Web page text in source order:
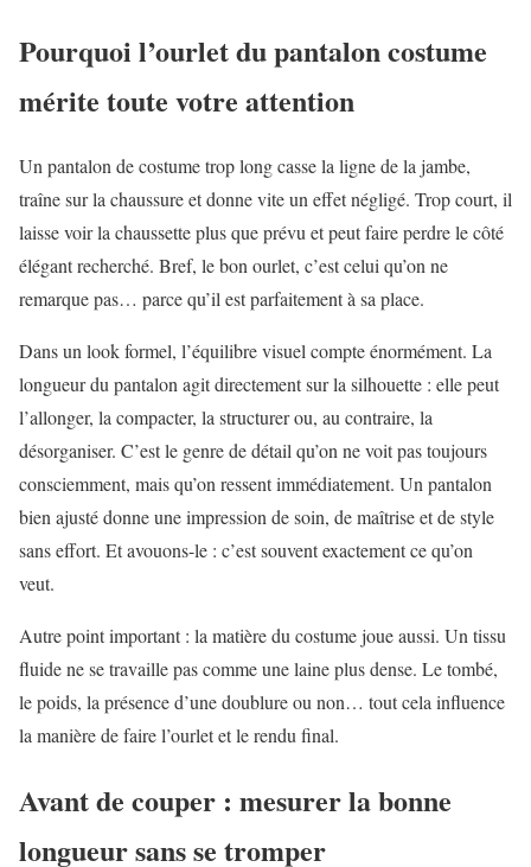
Pourquoi l’ourlet du pantalon costume
mérite toute votre attention
Un pantalon de costume trop long casse la ligne de la jambe,
traîne sur la chaussure et donne vite un effet négligé. Trop court, il
laisse voir la chaussette plus que prévu et peut faire perdre le côté
élégant recherché. Bref, le bon ourlet, c’est celui qu’on ne
remarque pas… parce qu’il est parfaitement à sa place.
Dans un look formel, l’équilibre visuel compte énormément. La
longueur du pantalon agit directement sur la silhouette : elle peut
l’allonger, la compacter, la structurer ou, au contraire, la
désorganiser. C’est le genre de détail qu’on ne voit pas toujours
consciemment, mais qu’on ressent immédiatement. Un pantalon
bien ajusté donne une impression de soin, de maîtrise et de style
sans effort. Et avouons-le : c’est souvent exactement ce qu’on
veut.
Autre point important : la matière du costume joue aussi. Un tissu
fluide ne se travaille pas comme une laine plus dense. Le tombé,
le poids, la présence d’une doublure ou non… tout cela influence
la manière de faire l’ourlet et le rendu final.
Avant de couper : mesurer la bonne
longueur sans se tromper